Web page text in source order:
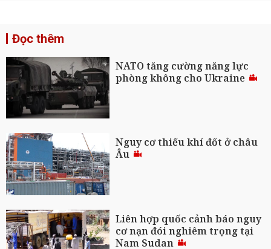
Đọc thêm
NATO tăng cường năng lực
phòng không cho Ukraine
Nguy cơ thiếu khí đốt ở châu
Âu
Liên hợp quốc cảnh báo nguy
cơ nạn đói nghiêm trọng tại
Nam Sudan